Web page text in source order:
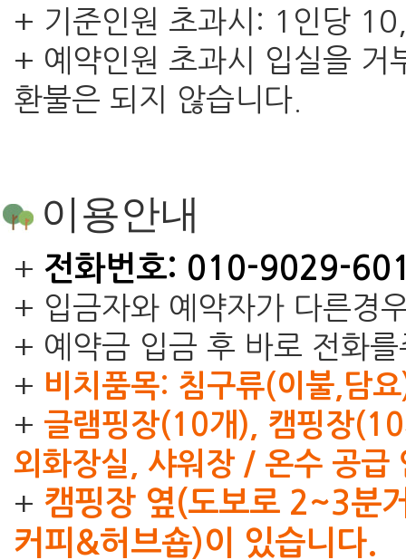
+ 기준인원 초과시: 1인당
+ 예약인원 초과시 입실을 거
환불은 되지 않습니다.
이용안내
+ 전화번호: 010-9029-
+ 입금자와 예약자가 다른경
+ 예약금 입금 후 바로 전화
+ 비치품목: 침구류(이불,담
+ 글램핑장(10개), 캠핑장
외화장실, 샤워장 / 온수 공급
+ 캠핑장 옆(도보로 2~3분
커피&허브숍)이 있습니다.